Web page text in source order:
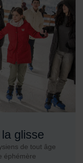
glisse
de tout âge
éphémère